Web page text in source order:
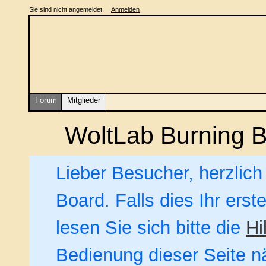
Sie sind nicht angemeldet. Anmelden
Forum Mitglieder
WoltLab Burning
Lieber Besucher,
Board. Falls dies Ihr
lesen Sie sich bitte die
Bedienung dieser Seite